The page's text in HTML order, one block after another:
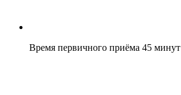
Время первичного приёма 45 минут